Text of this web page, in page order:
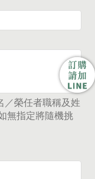
榮任者職稱及姓
無指定將隨機挑